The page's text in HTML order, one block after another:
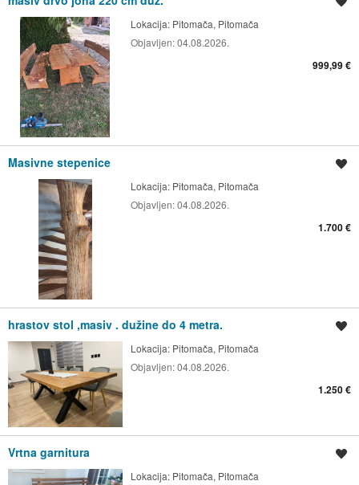
Lokacija: Pitomača, Pitomača
Objavljen:04.08.2026.
999,99 €
Masivne stepenice
Lokacija: Pitomača, Pitomača
Objavljen:04.08.2026.
1.700 €
hrastov stol ,masiv . dužine do 4 metra.
Lokacija: Pitomača, Pitomača
Objavljen:04.08.2026.
1.250 €
Vrtna garnitura
Lokacija: Pitomača, Pitomača